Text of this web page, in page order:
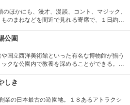
のほかにも、漫才、漫談、コント、マジック、
のまねなどを間近で見れる寄席で、１日約４
公園
国立西洋美術館といった有名な博物館が揃う
クな公園内で教養を深めることができる。ま
しき
業の日本最古の遊園地。１８あるアトラクシ